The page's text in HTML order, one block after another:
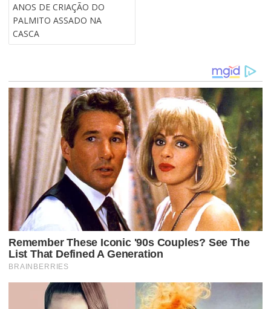
G
A
Ç
D
E
P
O
S
T
ANOS DE CRIAÇÃO DO
PALMITO ASSADO NA
CASCA